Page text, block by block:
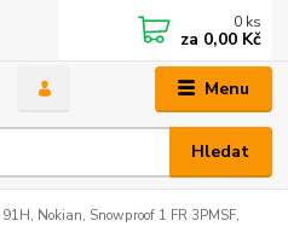
Menu
Hledat
0 ks
za 0,00 Kč
Nokian, Snowproof 1 FR 3PMSF,